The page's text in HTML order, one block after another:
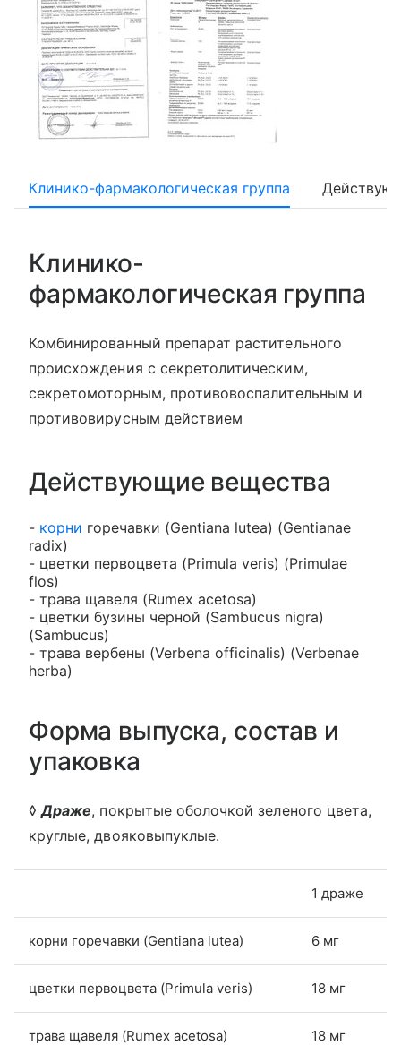
Клинико-фармакологическая группа
Клинико-
фармакологическая группа
Комбинированный препарат растительного
происхождения с секретолитическим,
секретомоторным, противовоспалительным и
противовирусным действием
Действующие вещества
- корни горечавки (Gentiana lutea) (Gentianae
radix)
- цветки первоцвета (Primula veris) (Primulae
flos)
- трава щавеля (Rumex acetosa)
- цветки бузины черной (Sambucus nigra)
(Sambucus)
- трава вербены (Verbena officinalis) (Verbenae
herba)
Форма выпуска, состав и
упаковка
◊Драже, покрытые оболочкой зеленого цвета,
круглые, двояковыпуклые.
1 драже
корни горечавки (Gentiana lutea) 6 мг
цветки первоцвета (Primula veris) 18 мг
трава щавеля (Rumex acetosa) 18 мг